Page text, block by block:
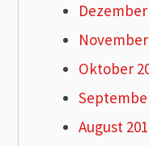
Dezember
Oktober
August